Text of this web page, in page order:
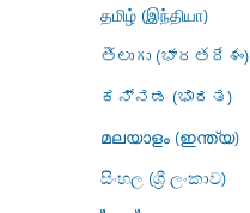
தமிழ் (இந்தியா)
తెలుగు (భారతదేశం)
ಕನ್ನಡ (ಭಾರತ)
മലയാളം (ഇന്ത്യ)
සිංහල (ශ්‍රී ලංකාව)